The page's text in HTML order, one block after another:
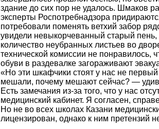
здание до сих пор не удалось. Шмаков
эксперты Роспотребнадзора
потребовали поменять ветхий забор
увидели невыкорчеванный старый
количество неубранных листьев во
технической комиссии не понравилось,
обуви в раздевалке загораживают
«Но эти шкафчики стоят у нас не первый
мешали, почему мешают сейчас? —
Есть замечания из-за того, что у нас
медицинский кабинет. Я согласен,
Но не во всех школах Казани
лицензирован, однако к ним претензий